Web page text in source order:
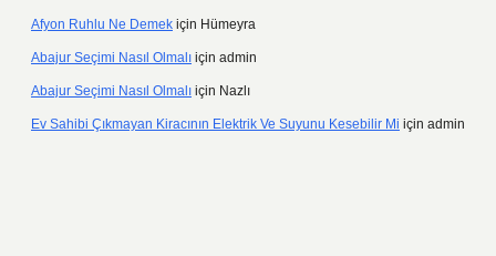
Afyon Ruhlu Ne Demek için Hümeyra
Abajur Seçimi Nasıl Olmalı için admin
Abajur Seçimi Nasıl Olmalı için Nazlı
Ev Sahibi Çıkmayan Kiracının Elektrik Ve Suyunu Kesebilir Mi için admin